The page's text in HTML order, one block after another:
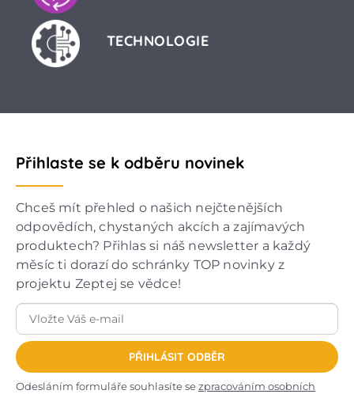
TECHNOLOGIE
Přihlaste se k odběru novinek
Chceš mít přehled o našich nejčtenějších
odpovědích, chystaných akcích a zajímavých
produktech? Přihlas si náš newsletter a každý
měsíc ti dorazí do schránky TOP novinky z
projektu Zeptej se vědce!
PŘIHLÁSIT ODBĚR
Odesláním formuláře souhlasíte sezpracováním osobních